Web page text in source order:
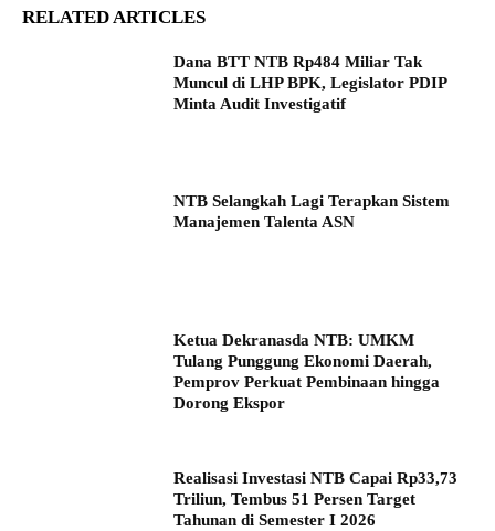
RELATED ARTICLES
Dana BTT NTB Rp484 Miliar Tak
Muncul di LHP BPK, Legislator PDIP
Minta Audit Investigatif
NTB Selangkah Lagi Terapkan Sistem
Manajemen Talenta ASN
Ketua Dekranasda NTB: UMKM
Tulang Punggung Ekonomi Daerah,
Pemprov Perkuat Pembinaan hingga
Dorong Ekspor
Realisasi Investasi NTB Capai Rp33,73
Triliun, Tembus 51 Persen Target
Tahunan di Semester I 2026